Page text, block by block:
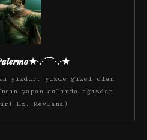
yüzdür, yüzde güzel olan
yapan aslında ağızdan
Hz. Mevlana)